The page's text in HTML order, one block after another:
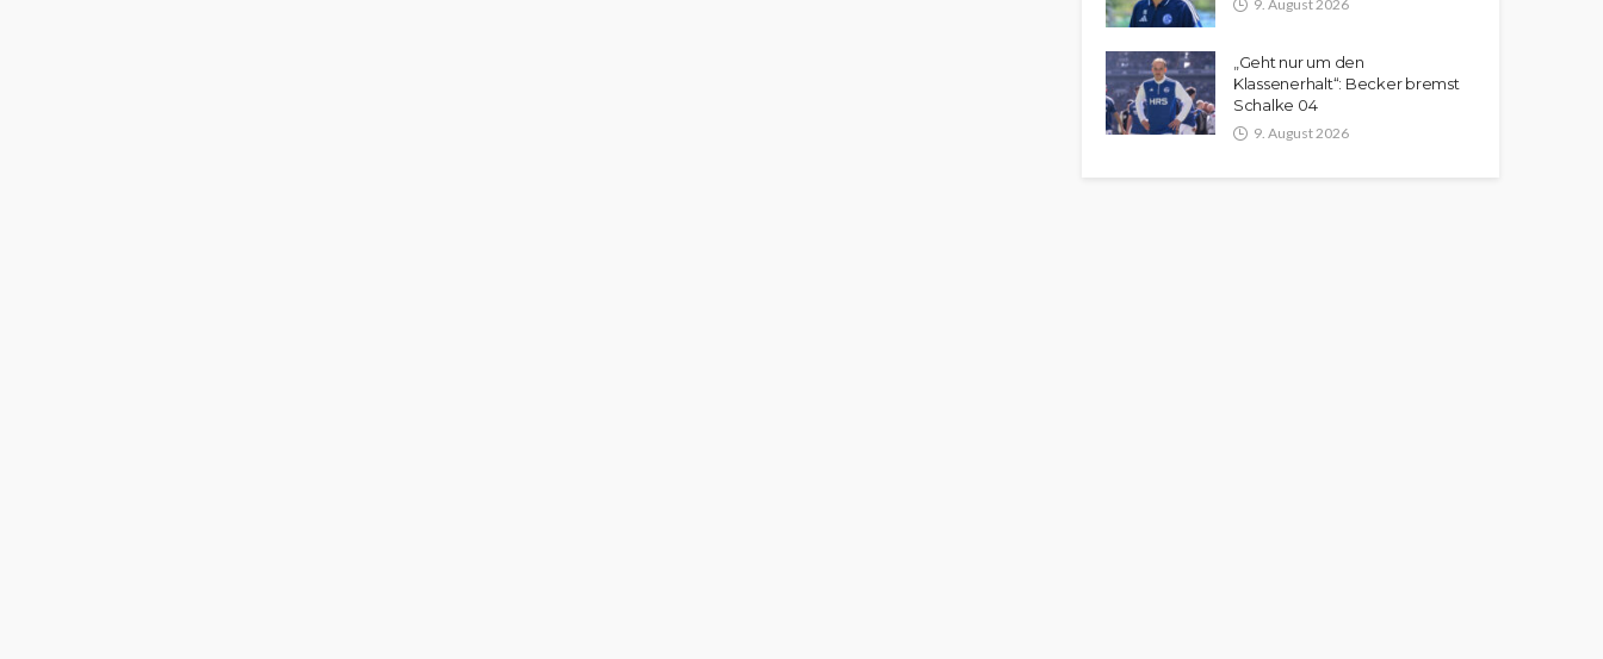
9. August 2026
„Geht nur um den
Klassenerhalt“: Becker bremst
Schalke 04
9. August 2026